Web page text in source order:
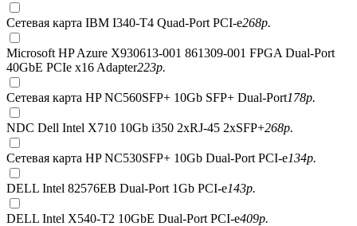
Сетевая карта IBM I340-T4 Quad-Port PCI-e268р.
Microsoft HP Azure X930613-001 861309-001 FPGA Dual-Port
40GbE PCIe x16 Adapter223р.
Сетевая карта HP NC560SFP+ 10Gb SFP+ Dual-Port178р.
NDC Dell Intel X710 10Gb i350 2xRJ-45 2xSFP+268р.
Сетевая карта HP NC530SFP+ 10Gb Dual-Port PCI-e134р.
DELL Intel 82576EB Dual-Port 1Gb PCI-e143р.
DELL Intel X540-T2 10GbE Dual-Port PCI-e409р.